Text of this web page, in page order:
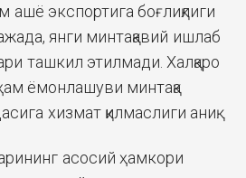
ашё экспортига боғлиқлиги
янги минтақавий ишлаб
ташкил этилмади. Халқаро
ёмонлашуви минтақа
хизмат қилмаслиги аниқ.
асосий ҳамкори